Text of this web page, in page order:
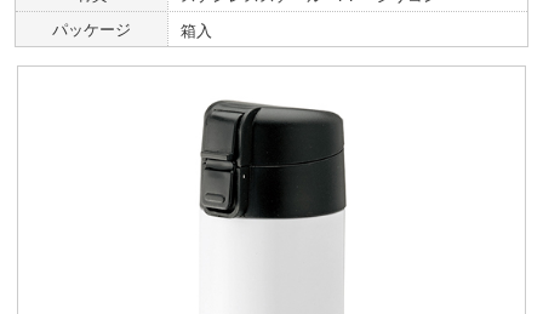
パッケージ
箱入